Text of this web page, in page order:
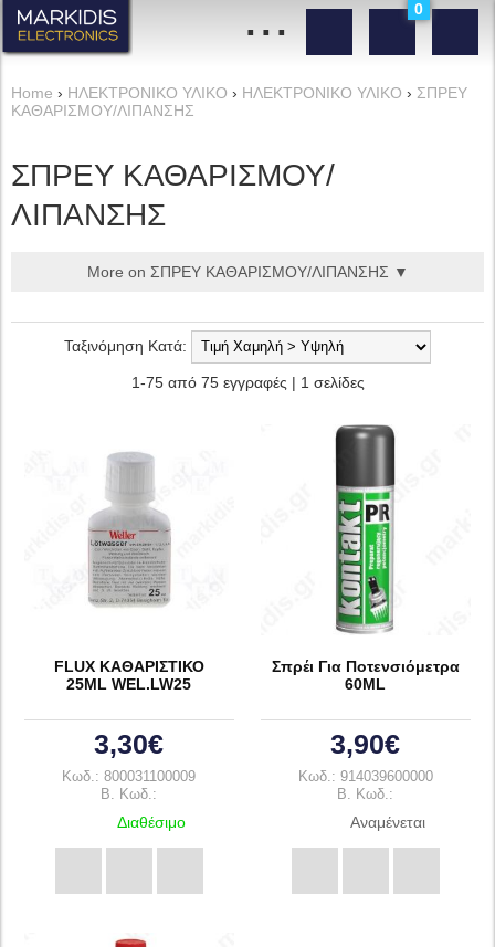
0
...
Home › ΗΛΕΚΤΡΟΝΙΚΟ ΥΛΙΚΟ › ΗΛΕΚΤΡΟΝΙΚΟ ΥΛΙΚΟ › ΣΠΡΕΥ
ΚΑΘΑΡΙΣΜΟΥ/ΛΙΠΑΝΣΗΣ
ΣΠΡΕΥ ΚΑΘΑΡΙΣΜΟΥ/
ΛΙΠΑΝΣΗΣ
More on ΣΠΡΕΥ ΚΑΘΑΡΙΣΜΟΥ/ΛΙΠΑΝΣΗΣ ▼
Ταξινόμηση Κατά:
1-75 από 75 εγγραφές | 1 σελίδες
FLUX ΚΑΘΑΡΙΣΤΙΚΟ
25ML WEL.LW25
3,30€
Κωδ.: 800031100009
B. Κωδ.:
Διαθέσιμο
Σπρέι Για Ποτενσιόμετρα
60ML
3,90€
Κωδ.: 914039600000
B. Κωδ.:
Αναμένεται